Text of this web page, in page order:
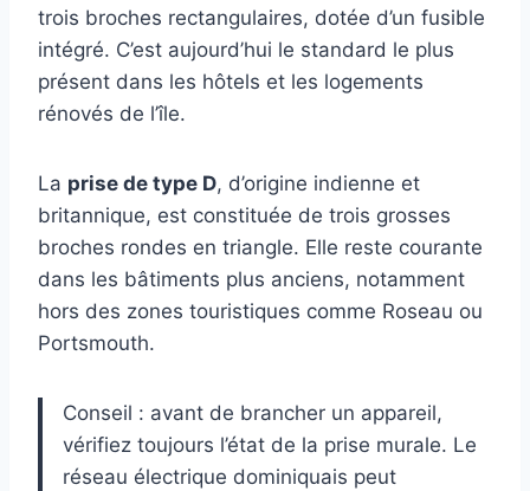
trois broches rectangulaires, dotée d’un fusible
intégré. C’est aujourd’hui le standard le plus
présent dans les hôtels et les logements
rénovés de l’île.
La prise de type D, d’origine indienne et
britannique, est constituée de trois grosses
broches rondes en triangle. Elle reste courante
dans les bâtiments plus anciens, notamment
hors des zones touristiques comme Roseau ou
Portsmouth.
Conseil : avant de brancher un appareil,
vérifiez toujours l’état de la prise murale. Le
réseau électrique dominiquais peut